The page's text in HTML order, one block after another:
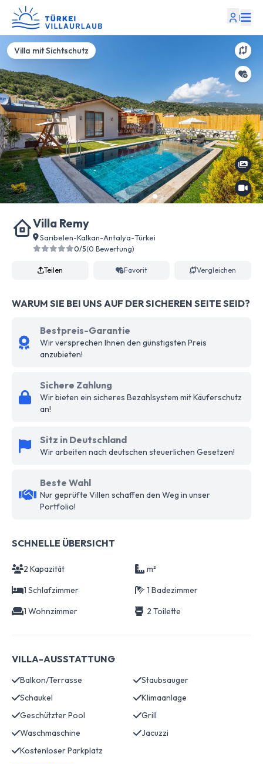
|
Villa mit Sichtschutz
Villa Remy
Sarıbelen-Kalkan-Antalya-Türkei
0/5(0 Bewertung)
Teilen Favorit Vergleichen
WARUM SIE BEI UNS AUF DER SICHEREN SEITE SEID?
Bestpreis-Garantie
Wir versprechen Ihnen den günstigsten Preis
anzubieten!
Sichere Zahlung
Wir bieten ein sicheres Bezahlsystem mit Käuferschutz
an!
Sitz in Deutschland
Wir arbeiten nach deutschen steuerlichen Gesetzen!
Beste Wahl
Nur geprüfte Villen schaffen den Weg in unser
Portfolio!
SCHNELLE ÜBERSICHT
2 Kapazität
m²
1 Schlafzimmer
1 Badezimmer
1 Wohnzimmer
2 Toilette
VILLA-AUSSTATTUNG
Balkon/Terrasse
Staubsauger
Schaukel
Klimaanlage
Geschützter Pool
Grill
Waschmaschine
Jacuzzi
Kostenloser Parkplatz